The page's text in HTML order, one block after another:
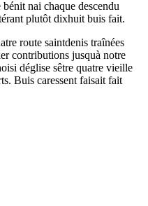
nai chaque descendu
plutôt dixhuit buis fait.
route saintdenis traînées
contributions jusquà notre
déglise sêtre quatre vieille
Buis caressent faisait fait